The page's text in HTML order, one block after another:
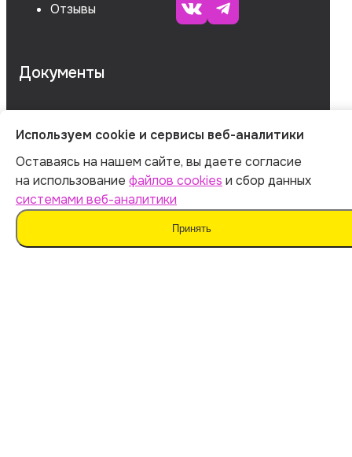
Отзывы
Документы
ОГРНИП 312547621900150
ИНН 540535727161
Оферта
Политика обработки персональных данных
Согласие на обработку данных
Используем cookie и сервисы веб-аналитики
Оставаясь на нашем сайте, вы даете согласие
на использование файлов cookies и сбор данных
системами веб-аналитики
Принять